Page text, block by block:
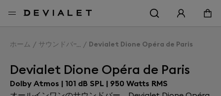
ホーム サウンドバー Devialet Dione Opéra de Paris
Devialet Dione Opéra de Paris
Dolby Atmos | 101 dB SPL | 950 Watts RMS